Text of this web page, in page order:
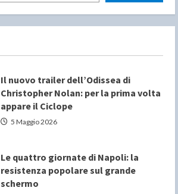
Il nuovo trailer dell’Odissea di
Christopher Nolan: per la prima volta
appare il Ciclope
5 Maggio 2026
Le quattro giornate di Napoli: la
resistenza popolare sul grande
schermo